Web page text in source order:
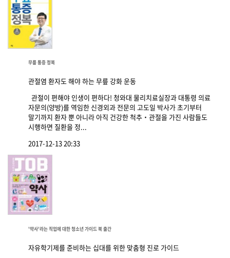
무릎 통증 정복
관절염 환자도 해야 하는 무릎 강화 운동
관절이 편해야 인생이 편하다! 청와대 물리치료실장과 대통령 의료
자문의(양방)를 역임한 신경외과 전문의 고도일 박사가 초기부터
말기까지 환자 뿐 아니라 아직 건강한 척추‧관절을 가진 사람들도
시행하면 질환을 정...
2017-12-13 20:33
'약사'라는 직업에 대한 청소년 가이드 북 출간
자유학기제를 준비하는 십대를 위한 맞춤형 진로 가이드